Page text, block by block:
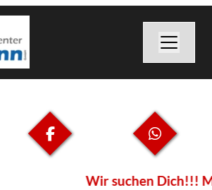
Wir suchen Dich!!!